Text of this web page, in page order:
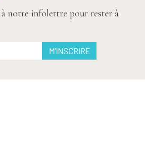
notre infolettre pour rester à